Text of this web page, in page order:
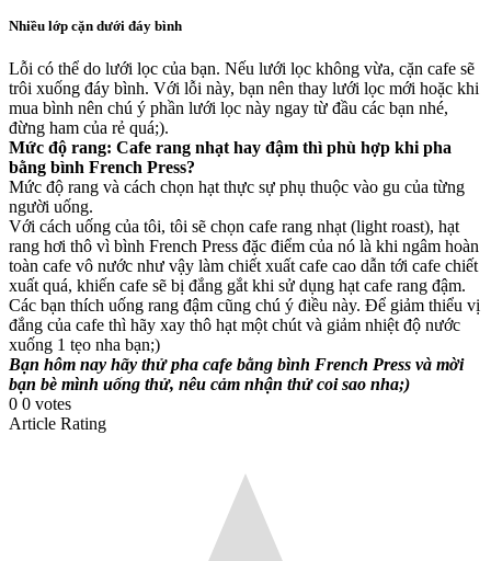
Nhiều lớp cặn dưới đáy bình
Lỗi có thể do lưới lọc của bạn. Nếu lưới lọc không vừa, cặn cafe sẽ
trôi xuống đáy bình. Với lỗi này, bạn nên thay lưới lọc mới hoặc khi
mua bình nên chú ý phần lưới lọc này ngay từ đầu các bạn nhé,
đừng ham của rẻ quá;).
Mức độ rang: Cafe rang nhạt hay đậm thì phù hợp khi pha
bằng bình French Press?
Mức độ rang và cách chọn hạt thực sự phụ thuộc vào gu của từng
người uống.
Với cách uống của tôi, tôi sẽ chọn cafe rang nhạt (light roast), hạt
rang hơi thô vì bình French Press đặc điểm của nó là khi ngâm hoàn
toàn cafe vô nước như vậy làm chiết xuất cafe cao dẫn tới cafe chiết
xuất quá, khiến cafe sẽ bị đắng gắt khi sử dụng hạt cafe rang đậm.
Các bạn thích uống rang đậm cũng chú ý điều này. Để giảm thiểu vị
đắng của cafe thì hãy xay thô hạt một chút và giảm nhiệt độ nước
xuống 1 tẹo nha bạn;)
Bạn hôm nay hãy thử pha cafe bằng bình French Press và mời
bạn bè mình uống thử, nêu cảm nhận thử coi sao nha;)
0 0 votes
Article Rating